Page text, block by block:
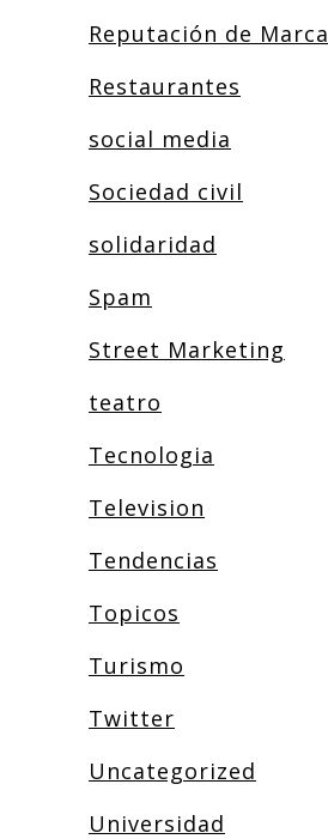
Reputación de Marca
Restaurantes
social media
Sociedad civil
solidaridad
Spam
Street Marketing
teatro
Tecnologia
Television
Tendencias
Topicos
Turismo
Twitter
Uncategorized
Universidad